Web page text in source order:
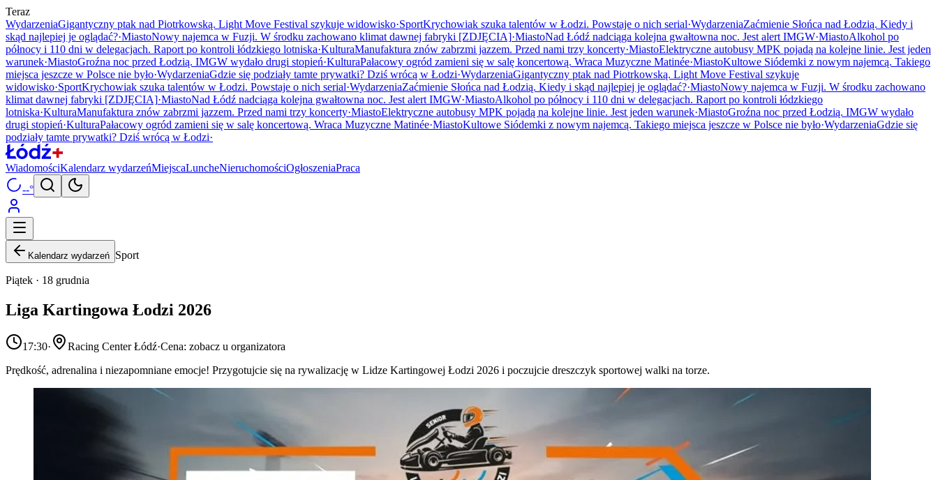
Teraz
WydarzeniaGigantyczny ptak nad Piotrkowską. Light Move Festival szykuje widowisko·SportKrychowiak szuka talentów w Łodzi. Powstaje o nich serial·WydarzeniaZaćmienie Słońca nad Łodzią. Kiedy i
skąd najlepiej je oglądać?·MiastoNowy najemca w Fuzji. W środku zachowano klimat dawnej fabryki [ZDJĘCIA]·MiastoNad Łódź nadciąga kolejna gwałtowna noc. Jest alert IMGW·MiastoAlkohol po
północy i 110 dni w delegacjach. Raport po kontroli łódzkiego lotniska·KulturaManufaktura znów zabrzmi jazzem. Przed nami trzy koncerty·MiastoElektryczne autobusy MPK pojadą na kolejne linie. Jest jeden
warunek·MiastoGroźna noc przed Łodzią. IMGW wydało drugi stopień·KulturaPałacowy ogród zamieni się w salę koncertową. Wraca Muzyczne Matinée·MiastoKultowe Siódemki z nowym najemcą. Takiego
miejsca jeszcze w Polsce nie było·WydarzeniaGdzie się podziały tamte prywatki? Dziś wrócą w Łodzi·WydarzeniaGigantyczny ptak nad Piotrkowską. Light Move Festival szykuje
widowisko·SportKrychowiak szuka talentów w Łodzi. Powstaje o nich serial·WydarzeniaZaćmienie Słońca nad Łodzią. Kiedy i skąd najlepiej je oglądać?·MiastoNowy najemca w Fuzji. W środku zachowano
klimat dawnej fabryki [ZDJĘCIA]·MiastoNad Łódź nadciąga kolejna gwałtowna noc. Jest alert IMGW·MiastoAlkohol po północy i 110 dni w delegacjach. Raport po kontroli łódzkiego
lotniska·KulturaManufaktura znów zabrzmi jazzem. Przed nami trzy koncerty·MiastoElektryczne autobusy MPK pojadą na kolejne linie. Jest jeden warunek·MiastoGroźna noc przed Łodzią. IMGW wydało
drugi stopień·KulturaPałacowy ogród zamieni się w salę koncertową. Wraca Muzyczne Matinée·MiastoKultowe Siódemki z nowym najemcą. Takiego miejsca jeszcze w Polsce nie było·WydarzeniaGdzie się
podziały tamte prywatki? Dziś wrócą w Łodzi·
WiadomościKalendarz wydarzeńMiejscaLuncheNieruchomościOgłoszeniaPraca
--°
Kalendarz wydarzeń Sport
Piątek · 18 grudnia
Liga Kartingowa Łodzi 2026
17:30· Racing Center Łódź·Cena: zobacz u organizatora
Prędkość, adrenalina i niezapomniane emocje! Przygotujcie się na rywalizację w Lidze Kartingowej Łodzi 2026 i poczujcie dreszczyk sportowej walki na torze.